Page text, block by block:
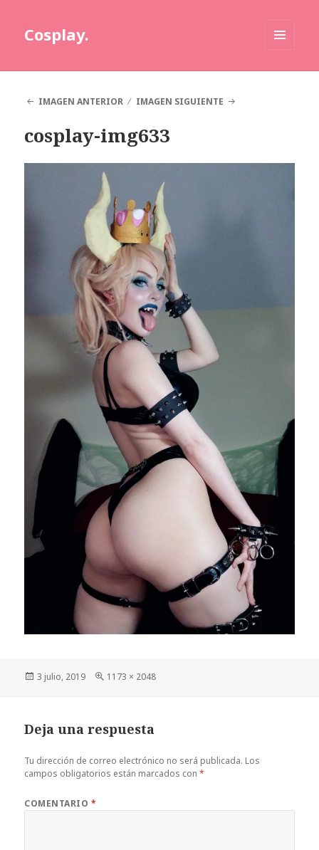
Cosplay.
IMAGEN ANTERIOR
IMAGEN SIGUIENTE
cosplay-img633
Publicado
3 julio, 2019
Tamaño
1173 × 2048
Deja una respuesta
Tu dirección de correo electrónico no será publicada. Los
campos obligatorios están marcados con*
COMENTARIO *